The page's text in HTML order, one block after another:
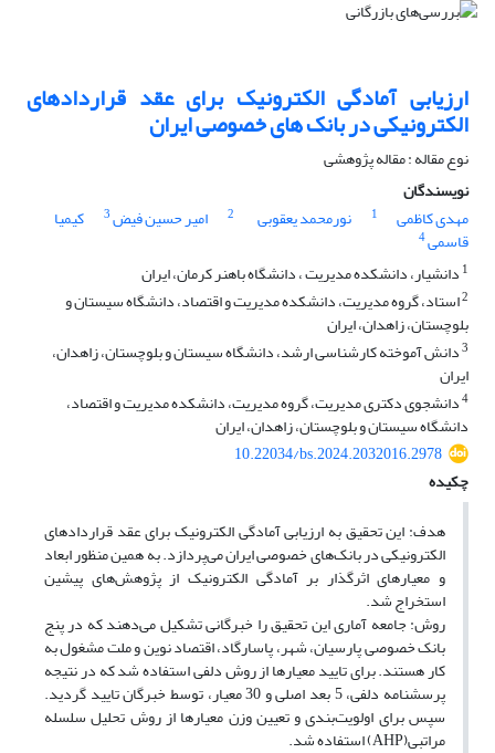
ارزیابی آمادگی الکترونیک برای عقد قراردادهای
الکترونیکی در بانک های خصوصی ایران
نوع مقاله : مقاله پژوهشی
نویسندگان
مهدی کاظمی
1 نورمحمد یعقوبی 2 امیر حسین فیض3 کیمیا
قاسمی4
1 دانشیار، دانشکده مدیریت ، دانشگاه باهنر کرمان، ایران
2استاد، گروه مدیریت، دانشکده مدیریت و اقتصاد، دانشگاه سیستان و
بلوچستان، زاهدان، ایران
3دانش آموخته کارشناسی ارشد، دانشگاه سیستان و بلوچستان، زاهدان،
ایران
4دانشجوی دکتری مدیریت، گروه مدیریت، دانشکده مدیریت و اقتصاد،
دانشگاه سیستان و بلوچستان، زاهدان، ایران
10.22034/bs.2024.2032016.2978
چکیده
هدف: این تحقیق به ارزیابی آمادگی الکترونیک برای عقد قراردادهای
الکترونیکی در بانکهای خصوصی ایران میپردازد. به همین منظور ابعاد
و معیارهای اثرگذار بر آمادگی الکترونیک از پژوهشهای پیشین
استخراج شد.
روش: جامعه آماری این تحقیق را خبرگانی تشکیل میدهند که در پنج
بانک خصوصی پارسیان، شهر، پاسارگاد، اقتصاد نوین و ملت مشغول به
کار هستند. برای تایید معیارها از روش دلفی استفاده شد که در نتیجه
پرسشنامه دلفی، 5 بعد اصلی و 30 معیار، توسط خبرگان تایید گردید.
سپس برای اولویتبندی و تعیین وزن معیارها از روش تحلیل سلسله
مراتبی(AHP) استفاده شد.